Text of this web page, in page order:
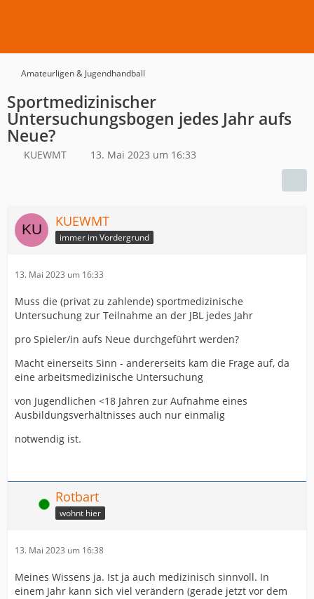
Amateurligen & Jugendhandball
Sportmedizinischer
Untersuchungsbogen jedes Jahr aufs
Neue?
KUEWMT 13. Mai 2023 um 16:33
KUEWMT
immer im Vordergrund
13. Mai 2023 um 16:33
Muss die (privat zu zahlende) sportmedizinische
Untersuchung zur Teilnahme an der JBL jedes Jahr
pro Spieler/in aufs Neue durchgeführt werden?
Macht einerseits Sinn - andererseits kam die Frage auf, da
eine arbeitsmedizinische Untersuchung
von Jugendlichen <18 Jahren zur Aufnahme eines
Ausbildungsverhältnisses auch nur einmalig
notwendig ist.
Online Rotbart
wohnt hier
13. Mai 2023 um 16:38
Meines Wissens ja. Ist ja auch medizinisch sinnvoll. In
einem Jahr kann sich viel verändern (gerade jetzt vor dem